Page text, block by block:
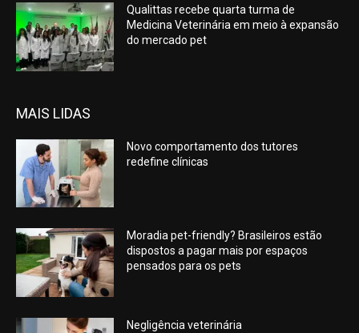
Qualittas recebe quarta turma de
Medicina Veterinária em meio à expansão
do mercado pet
MAIS LIDAS
Novo comportamento dos tutores
redefine clínicas
Moradia pet-friendly? Brasileiros estão
dispostos a pagar mais por espaços
pensados para os pets
Negligência veterinária